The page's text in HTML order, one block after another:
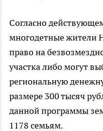
Согласно
многодетные жители
право на
участка либо могут
региональную
размере 300 тысяч
данной программы
1178 семьям.